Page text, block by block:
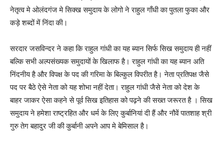
नेतृत्व मे ओलंदगंज मे सिक्ख समुदाय के लोगो ने राहुल गाँधी का पुतला फुका और
कड़े शब्दों में निंदा की।
सरदार जसविन्दर ने कहा कि राहुल गांधी का यह ब्यान सिर्फ सिख समुदाय ही नहीं
बल्कि सभी अल्पसंख्यक समुदायों के खिलाफ है। राहुल गांधी का यह ब्यान अति
निंदनीय है और विपक्ष के पद की गरिमा के बिल्कुल विपरीत है। नेता प्रतिपक्ष जैसे
पद पर बैठे ऐसे नेता को यह शोभा नहीं देता। राहुल गांधी जैसे नेता को देश के
बाहर जाकर ऐसा कहने से पूर्व सिख इतिहास को पढ़ने की सख्त जरूरत है । सिख
समुदाय ने हमेशा राष्ट्रहित और धर्म के लिए कुर्बानियां दी हैं और नौवें पातशाह श्री
गुरु तेग बहादुर जी की कुर्बानी अपने आप मे बेमिसाल है।